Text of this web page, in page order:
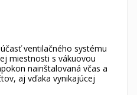
ventilačného systému
miestnosti s vákuovou
nainštalovaná včas a
aj vďaka vynikajúcej